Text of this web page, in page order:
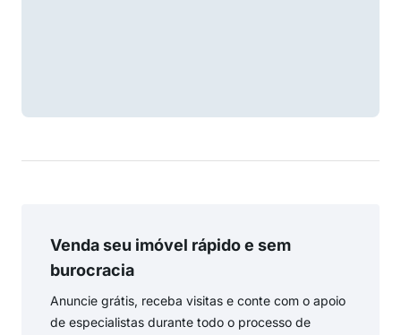
Venda seu imóvel rápido e sem
burocracia
Anuncie grátis, receba visitas e conte com o apoio
de especialistas durante todo o processo de